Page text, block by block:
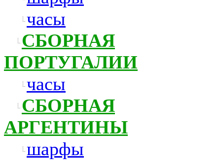
часы
СБОРНАЯ
ПОРТУГАЛИИ
часы
СБОРНАЯ
АРГЕНТИНЫ
шарфы